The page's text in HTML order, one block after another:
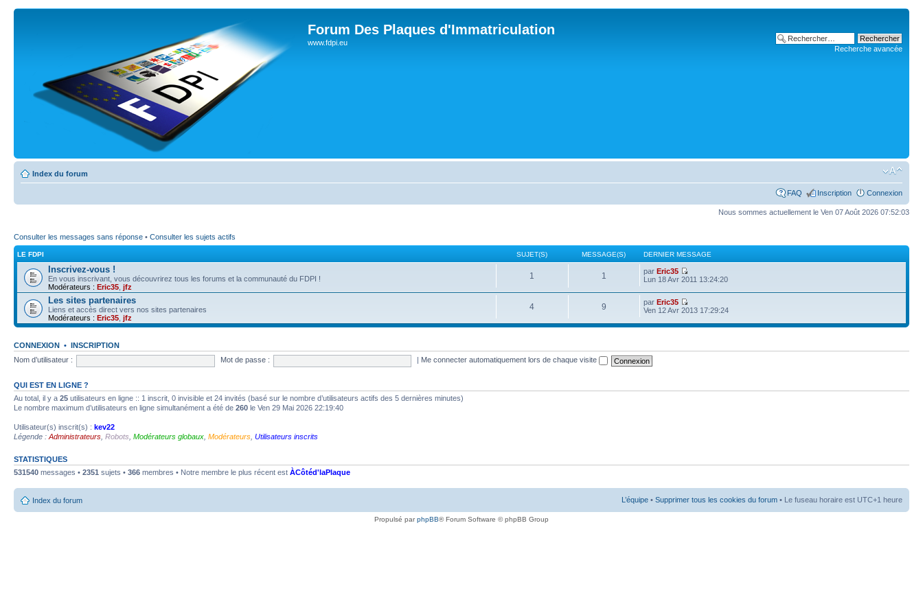
Forum Des Plaques d'Immatriculation
www.fdpi.eu
Recherche avancée
Index du forum
FAQ Inscription Connexion
Nous sommes actuellement le Ven 07 Août 2026 07:52:03
Consulter les messages sans réponse • Consulter les sujets actifs
LE FDPI SUJET(S) MESSAGE(S) DERNIER MESSAGE
Inscrivez-vous !
En vous inscrivant, vous découvrirez tous les forums et la communauté du FDPI !
Modérateurs : Eric35 jfz
1 1 parEric35
Lun 18 Avr 2011 13:24:20
Les sites partenaires
Liens et accès direct vers nos sites partenaires
Modérateurs : Eric35 jfz
4 9 parEric35
Ven 12 Avr 2013 17:29:24
CONNEXION • INSCRIPTION
Nom d’utilisateur :
Mot de passe : Me connecter automatiquement lors de chaque visite
QUI EST EN LIGNE ?
Au total, il y a 25 utilisateurs en ligne :: 1 inscrit, 0 invisible et 24 invités (basé sur le nombre d’utilisateurs actifs des 5 dernières minutes)
Le nombre maximum d’utilisateurs en ligne simultanément a été de 260 le Ven 29 Mai 2026 22:19:40
Utilisateur(s) inscrit(s) : kev22
Légende : Administrateurs Robots Modérateurs globaux Modérateurs Utilisateurs inscrits
STATISTIQUES
531540 messages • 2351 sujets • 366 membres • Notre membre le plus récent est ÀCôtéd'laPlaque
Index du forum L’équipe • Supprimer tous les cookies du forum • Le fuseau horaire est UTC+1 heure
Propulsé parphpBB® Forum Software © phpBB Group